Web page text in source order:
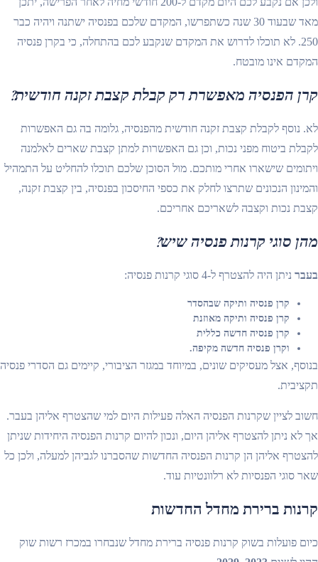
מאד שבעוד 30 שנה כשתפרשו, המקדם שלכם בפנסיה ישתנה ויהיה כבר
250. לא תוכלו לדרוש את המקדם שנקבע לכם בהתחלה, כי בקרן פנסיה
המקדם אינו מובטח.
קרן הפנסיה מאפשרת רק קבלת קצבת זקנה חודשית?
לא. נוסף לקבלת קצבת זקנה חודשית מהפנסיה, גלומה בה גם האפשרות
לקבלת ביטוח מפני נכות, וכן גם האפשרות למתן קצבת שארים לאלמנה
ויתומים שישארו אחרי מותכם. מול הסוכן שלכם תוכלו להחליט על התמהיל
והמינון הנכונים שתרצו לחלק את כספי החיסכון בפנסיה, בין קצבת זקנה,
קצבת נכות וקצבה לשאריכם אחריכם.
מהן סוגי קרנות פנסיה שיש?
בעבר ניתן היה להצטרף ל-4 סוגי קרנות פנסיה:
קרן פנסיה ותיקה שבהסדר
קרן פנסיה ותיקה מאוזנת
קרן פנסיה חדשה כללית
וקרן פנסיה חדשה מקיפה.
בנוסף, אצל מעסיקים שונים, במיוחד במגזר הציבורי, קיימים גם הסדרי פנסיה
תקציבית.
חשוב לציין שקרנות הפנסיה האלה פעילות היום למי שהצטרף אליהן בעבר.
אך לא ניתן להצטרף אליהן היום, ונכון להיום קרנות הפנסיה היחידות שניתן
להצטרף אליהן הן קרנות הפנסיה החדשות שהסברנו לגביהן למעלה, ולכן כל
שאר סוגי הפנסיות לא רלוונטיות עוד.
קרנות ברירת מחדל החדשות
כיום פועלות בשוק קרנות פנסיה ברירת מחדל שנבחרו במכרז רשות שוק